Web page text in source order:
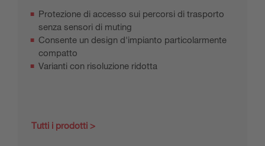
Protezione di accesso sui percorsi di trasporto
senza sensori di muting
Consente un design d'impianto particolarmente
compatto
Varianti con risoluzione ridotta
Tutti i prodotti